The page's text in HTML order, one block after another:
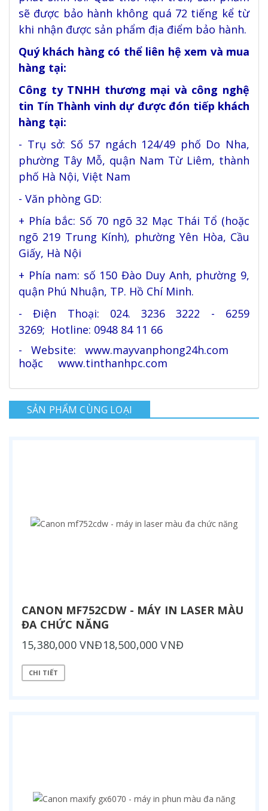
sẽ được bảo hành không quá 72 tiếng kể từ
khi nhận được sản phẩm địa điểm bảo hành.
Quý khách hàng có thể liên hệ xem và mua
hàng tại:
Công ty TNHH thương mại và công nghệ
tin Tín Thành vinh dự được đón tiếp khách
hàng tại:
- Trụ sở: Số 57 ngách 124/49 phố Do Nha,
phường Tây Mỗ, quận Nam Từ Liêm, thành
phố Hà Nội, Việt Nam
- Văn phòng GD:
+ Phía bắc: Số 70 ngõ 32 Mạc Thái Tổ (hoặc
ngõ 219 Trung Kính), phường Yên Hòa, Cầu
Giấy, Hà Nội
+ Phía nam: số 150 Đào Duy Anh, phường 9,
quận Phú Nhuận, TP. Hồ Chí Minh.
- Điện Thoại: 024. 3236 3222 - 6259
3269; Hotline: 0948 84 11 66
- Website: www.mayvanphong24h.com
hoặc www.tinthanhpc.com
SẢN PHẨM CÙNG LOẠI
CANON MF752CDW - MÁY IN LASER MÀU
ĐA CHỨC NĂNG
15,380,000 VNĐ18,500,000 VNĐ
CHI TIẾT